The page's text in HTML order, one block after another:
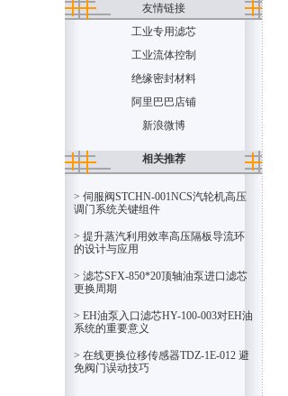
友情链接
工业专用滤芯
工业流体控制
绝缘密封材料
阿里巴巴店铺
新浪微博
相关推荐
> 伺服阀STCHN-001NCS汽轮机高压
调门系统关键组件
> 提升蒸汽利用效率高压隔板导流环
的设计与应用
> 滤芯SFX-850*20顶轴油泵进口滤芯
更换周期
> EH油泵入口滤芯HY-100-003对EH油
系统的重要意义
> 在线更换位移传感器TDZ-1E-012 避
免阀门误动技巧